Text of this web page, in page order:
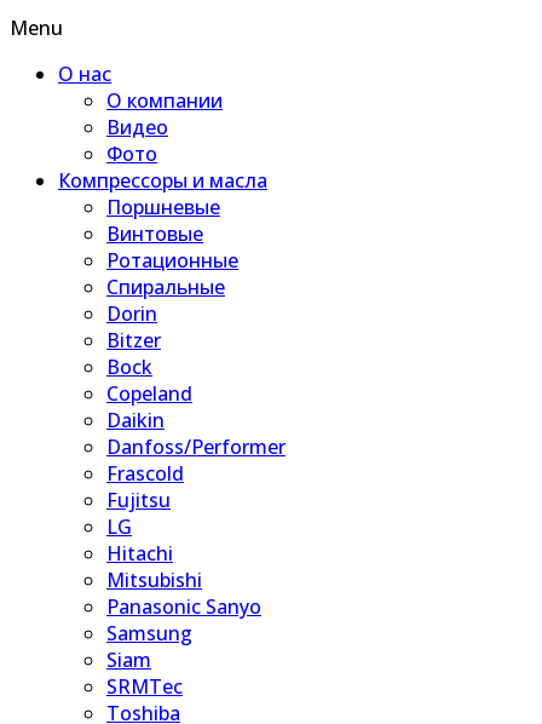
Menu
О нас
О компании
Видео
Фото
Компрессоры и масла
Поршневые
Винтовые
Ротационные
Спиральные
Dorin
Bitzer
Bock
Copeland
Daikin
Danfoss/Performer
Frascold
Fujitsu
LG
Hitachi
Mitsubishi
Panasonic Sanyo
Samsung
Siam
SRMTec
Toshiba